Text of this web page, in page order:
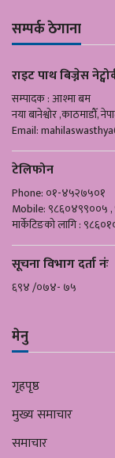
सम्पर्क ठेगाना
राइट पाथ बिज्नेस
सम्पादक : आश्मा बम
नया बानेश्वोर ,काठमाडौँ,
Email:
टेलिफोन
Phone: ०१-४५२७५०१
Mobile: ९८६०४९९००५
मार्केटिङको लागि :
सूचना विभाग दर्ता नंः
६९४ /०७४- ७५
मेनु
गृहपृष्ठ
मुख्य समाचार
समाचार